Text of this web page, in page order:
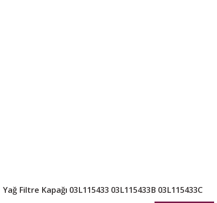
Yağ Filtre Kapağı 03L115433 03L115433B 03L115433C